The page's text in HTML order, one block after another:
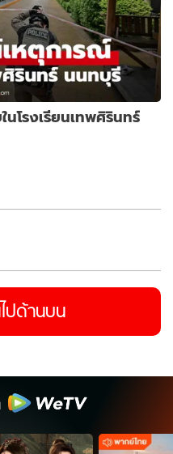
นโรงเรียนเทพศิรินทร์
ปด้านบน